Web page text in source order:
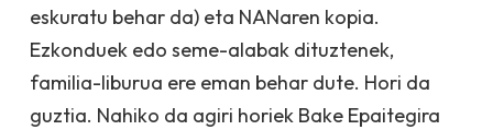
eskuratu behar da) eta NANaren kopia.
Ezkonduek edo seme-alabak dituztenek,
familia-liburua ere eman behar dute. Hori da
guztia. Nahiko da agiri horiek Bake Epaitegira